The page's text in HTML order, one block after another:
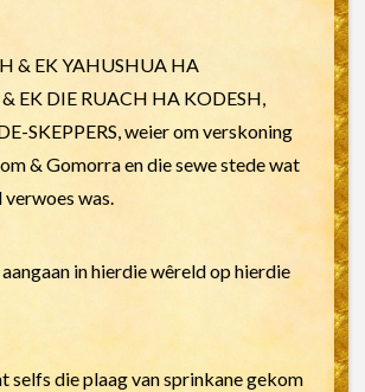
& EK YAHUSHUA HA
EK DIE RUACH HA KODESH,
SKEPPERS, weier om verskoning
& Gomorra en die sewe stede wat
was.
in hierdie wêreld op hierdie
selfs die plaag van sprinkane gekom